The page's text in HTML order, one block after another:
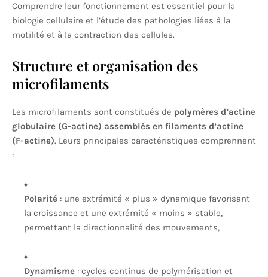
Comprendre leur fonctionnement est essentiel pour la
biologie cellulaire et l’étude des pathologies liées à la
motilité et à la contraction des cellules.
Structure et organisation des
microfilaments
Les microfilaments sont constitués de polymères d’actine
globulaire (G-actine) assemblés en filaments d’actine
(F-actine). Leurs principales caractéristiques comprennent
:
Polarité : une extrémité « plus » dynamique favorisant
la croissance et une extrémité « moins » stable,
permettant la directionnalité des mouvements,
Dynamisme : cycles continus de polymérisation et